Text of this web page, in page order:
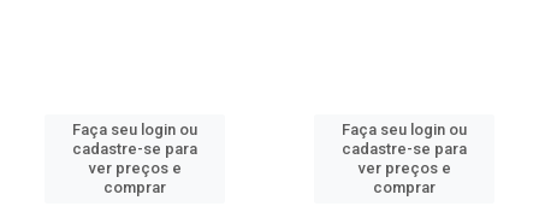
Faça seu login ou
cadastre-se para
ver preços e
comprar
Faça seu login ou
cadastre-se para
ver preços e
comprar